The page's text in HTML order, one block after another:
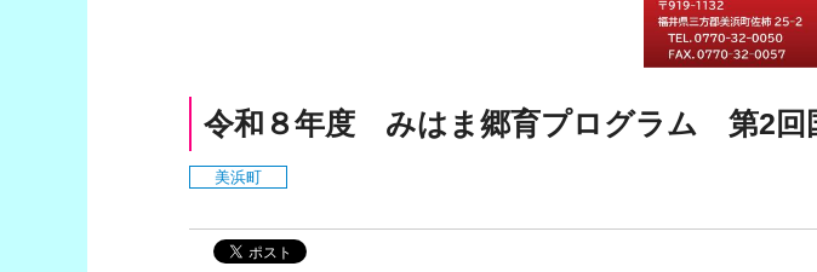
令和８年度 みはま郷育プログラム 第2回
美浜町